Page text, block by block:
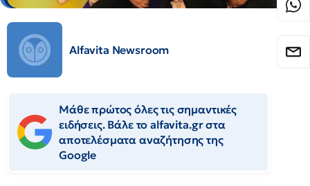
Alfavita Newsroom
Μάθε πρώτος όλες τις σημαντικές
ειδήσεις. Βάλε το alfavita.gr στα
αποτελέσματα αναζήτησης της
Google